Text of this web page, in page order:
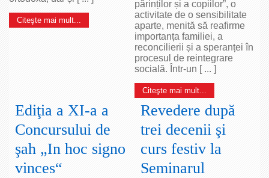
Citeşte mai mult...
părinților și a copiilor”, o
activitate de o sensibilitate
aparte, menită să reafirme
importanța familiei, a
reconcilierii și a speranței în
procesul de reintegrare
socială. Într-un [ ... ]
Citeşte mai mult...
Ediţia a XI-a a
Concursului de
şah „In hoc signo
vinces“
Revedere după
trei decenii şi
curs festiv la
Seminarul